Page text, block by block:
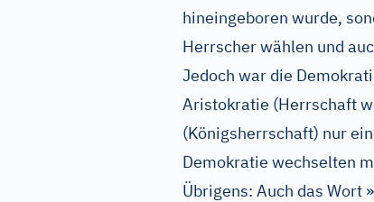
hineingeboren wurde,
Herrscher wählen und
Jedoch war die
Aristokratie (Herrschaft
(Königsherrschaft) nur
Demokratie wechselten
Übrigens: Auch das Wort